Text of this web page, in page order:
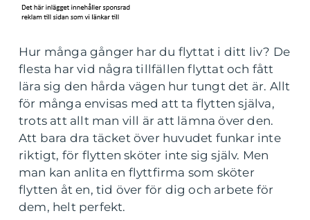
Hur många gånger har du flyttat i ditt liv? De
flesta har vid några tillfällen flyttat och fått
lära sig den hårda vägen hur tungt det är. Allt
för många envisas med att ta flytten själva,
trots att allt man vill är att lämna över den.
Att bara dra täcket över huvudet funkar inte
riktigt, för flytten sköter inte sig själv. Men
man kan anlita en flyttfirma som sköter
flytten åt en, tid över för dig och arbete för
dem, helt perfekt.